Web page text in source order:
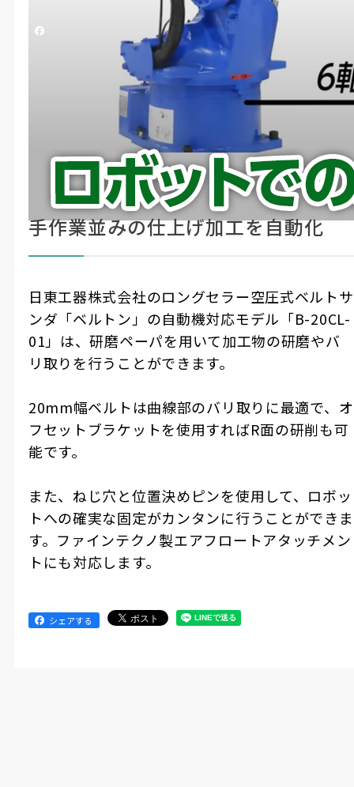
#製造・機械加工 #工場・現場ツール
注目！
ロボットでのバリ取り、研磨作業に最
適
手作業並みの仕上げ加工を自動化
日東工器株式会社のロングセラー空圧式ベルトサ
ンダ「ベルトン」の自動機対応モデル「B-20CL-
01」は、研磨ペーパを用いて加工物の研磨やバ
リ取りを行うことができます。
20mm幅ベルトは曲線部のバリ取りに最適で、オ
フセットブラケットを使用すればR面の研削も可
能です。
また、ねじ穴と位置決めピンを使用して、ロボッ
トへの確実な固定がカンタンに行うことができま
す。ファインテクノ製エアフロートアタッチメン
トにも対応します。
シェアする